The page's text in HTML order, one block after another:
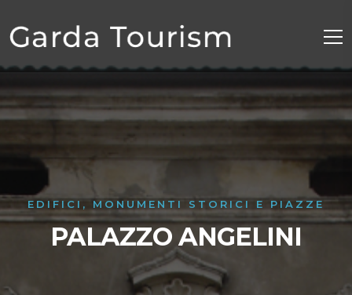
EDIFICI, MONUMENTI STORICI E PIAZZE
PALAZZO ANGELINI